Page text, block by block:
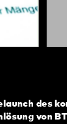
des
von